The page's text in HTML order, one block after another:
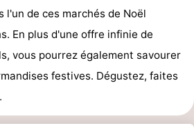
l'un de ces marchés de Noël
En plus d'une offre infinie de
vous pourrez également savourer
festives. Dégustez, faites